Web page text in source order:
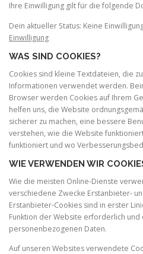
Ihre Einwilligung gilt für die folgende
Dein aktueller Status: Keine
Einwilligung
WAS SIND COOKIES?
Cookies sind kleine Textdateien, die
Informationen verwendet werden.
Browser werden Cookies auf Ihrem
helfen uns, die Website
sicherer zu machen, eine bessere
verstehen, wie die Website
funktioniert und wo
WIE VERWENDEN WIR
Wie die meisten Online-Dienste
verschiedene Zwecke Erstanbieter-
Erstanbieter-Cookies sind in erster
Funktion der Website erforderlich und
personenbezogenen Daten.
Auf unseren Websites verwendete